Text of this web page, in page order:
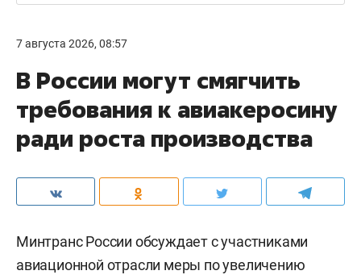
7 августа 2026, 08:57
В России могут смягчить
требования к авиакеросину
ради роста производства
Минтранс России обсуждает с участниками
авиационной отрасли меры по увеличению